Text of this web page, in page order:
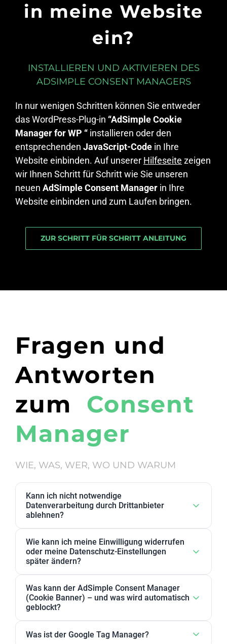
in meine Website
ein?
INSTALLIEREN UND AKTIVIEREN DES
ADSIMPLE CONSENT MANAGERS
In nur wenigen Schritten können Sie entweder
das WordPress-Plug-in “AdSimple Cookie
Manager for WP “ installieren oder den
entsprechenden JavaScript-Code in Ihre
Website einbinden. Auf unserer Hilfeseite zeigen
wir Ihnen Schritt für Schritt wie Sie unseren
neuen AdSimple Consent Manager in Ihre
Website einbinden und zum Laufen bringen.
ZUR SCHRITT FÜR SCHRITT ANLEITUNG
Fragen und
Antworten
zum Consent
Manager
WIE, WAS, WER, WO UND WARUM
Kann ich nicht notwendige
Datenverarbeitung durch Drittanbieter
ablehnen?
nicht notwendig eingestuft haben, kann in den
Datenschutz-Einstellungen abgelehnt werden. Sie
Zweckgruppen akzeptieren oder ablehnen.
Wie kann ich meine Einwilligung widerrufen
oder meine Datenschutz-Einstellungen
später ändern?
ändern. Außerdem können Sie Ihre Zustimmung
jederzeit widerrufen, indem Sie Ihre Einwilligungen
Was kann der AdSimple Consent Manager
(Cookie Banner) – und was wird automatisch
geblockt?
JavaScript-Lösung oder WordPress-Plugin verfügbar
Was ist der Google Tag Manager?